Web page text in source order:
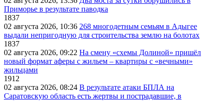
Приморье в результате паводка
1837
02 августа 2026, 10:36 268 многодетным семьям в Адыгее
выдали непригодную для строительства землю на болотах
1837
02 августа 2026, 09:22 На смену «схемы Долиной» пришёл
новый формат аферы с жильем – квартиры с «вечными»
жильцами
1912
02 августа 2026, 08:24 В результате атаки БПЛА на
Саратовскую область есть жертвы и пострадавшие, в